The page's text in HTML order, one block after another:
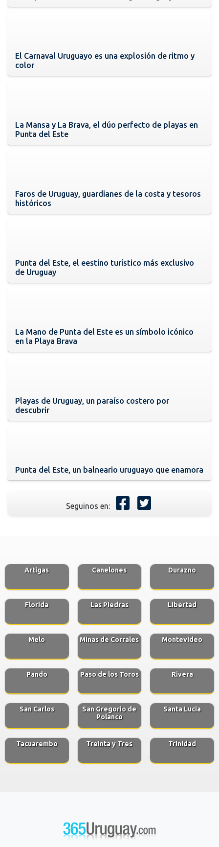
El Carnaval Uruguayo es una explosión de ritmo y
color
La Mansa y La Brava, el dúo perfecto de playas en
Punta del Este
Faros de Uruguay, guardianes de la costa y tesoros
históricos
Punta del Este, el eestino turístico más exclusivo
de Uruguay
La Mano de Punta del Este es un símbolo icónico
en la Playa Brava
Playas de Uruguay, un paraíso costero por
descubrir
Punta del Este, un balneario uruguayo que enamora
Seguinos en:
Artigas Canelones Durazno
Florida Las Piedras Libertad
Melo Minas de Corrales Montevideo
Pando Paso de los Toros Rivera
San Carlos
San Gregorio de
Polanco
Santa Lucia
Tacuarembo Treinta y Tres Trinidad